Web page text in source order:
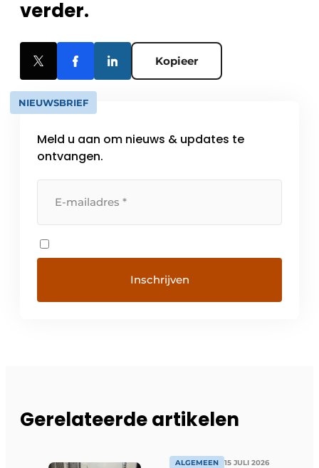
verder.
Kopieer
NIEUWSBRIEF
Meld u aan om nieuws & updates te
ontvangen.
Gerelateerde artikelen
ALGEMEEN 15 JULI 2026